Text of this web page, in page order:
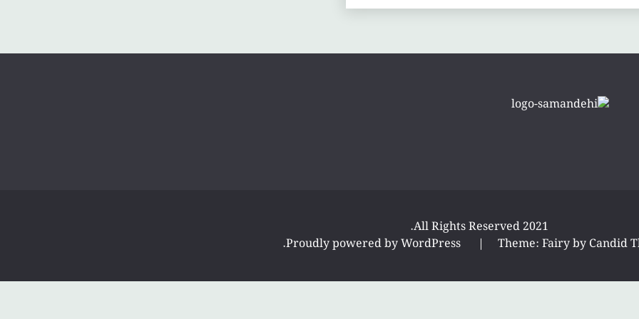
All Rights Reserved 2021.
Proudly powered by WordPress
| Theme: Fairy byCandid
.